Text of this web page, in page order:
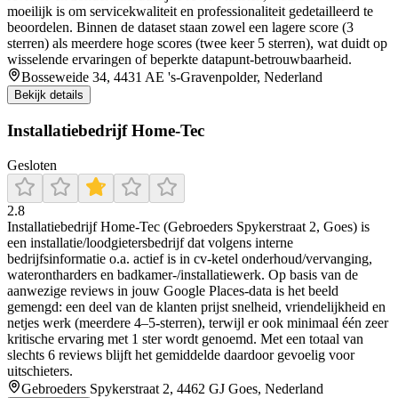
moeilijk is om servicekwaliteit en professionaliteit gedetailleerd te
beoordelen. Binnen de dataset staan zowel een lagere score (3
sterren) als meerdere hoge scores (twee keer 5 sterren), wat duidt op
wisselende ervaringen of beperkte datapunt-betrouwbaarheid.
Bosseweide 34, 4431 AE 's-Gravenpolder, Nederland
Bekijk details
Installatiebedrijf Home-Tec
Gesloten
2.8
Installatiebedrijf Home-Tec (Gebroeders Spykerstraat 2, Goes) is
een installatie/loodgietersbedrijf dat volgens interne
bedrijfsinformatie o.a. actief is in cv-ketel onderhoud/vervanging,
waterontharders en badkamer-/installatiewerk. Op basis van de
aanwezige reviews in jouw Google Places-data is het beeld
gemengd: een deel van de klanten prijst snelheid, vriendelijkheid en
netjes werk (meerdere 4–5-sterren), terwijl er ook minimaal één zeer
kritische ervaring met 1 ster wordt genoemd. Met een totaal van
slechts 6 reviews blijft het gemiddelde daardoor gevoelig voor
uitschieters.
Gebroeders Spykerstraat 2, 4462 GJ Goes, Nederland